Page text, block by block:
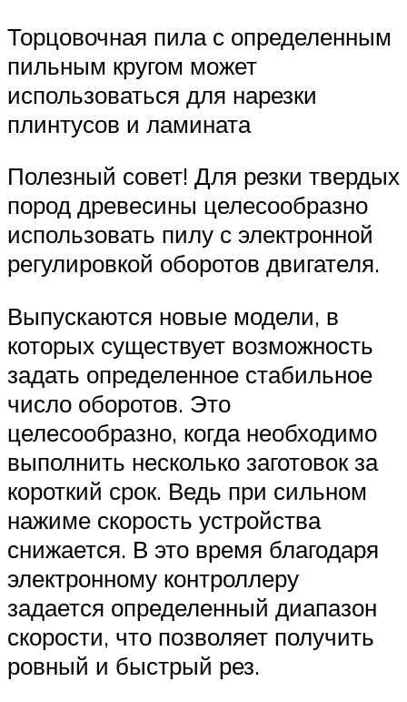
Торцовочная пила с определенным
пильным кругом может
использоваться для нарезки
плинтусов и ламината
Полезный совет! Для резки твердых
пород древесины целесообразно
использовать пилу с электронной
регулировкой оборотов двигателя.
Выпускаются новые модели, в
которых существует возможность
задать определенное стабильное
число оборотов. Это
целесообразно, когда необходимо
выполнить несколько заготовок за
короткий срок. Ведь при сильном
нажиме скорость устройства
снижается. В это время благодаря
электронному контроллеру
задается определенный диапазон
скорости, что позволяет получить
ровный и быстрый рез.